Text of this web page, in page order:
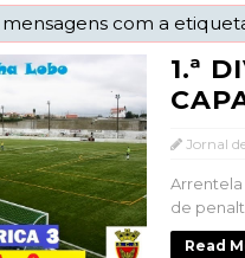
com a
1.ª
Jornal
de
Read